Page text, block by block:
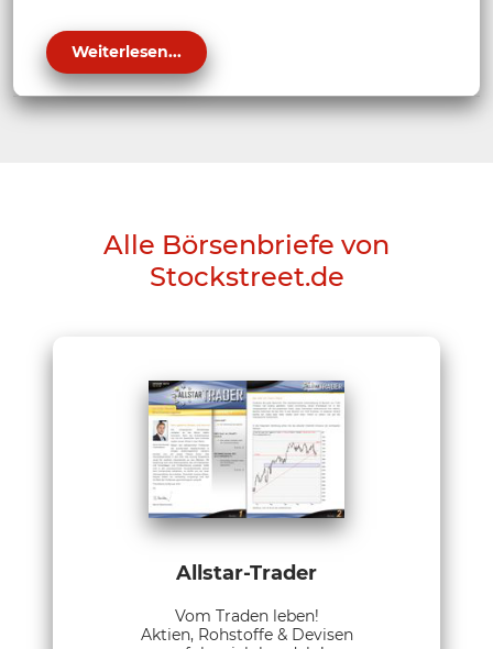
Weiterlesen...
Alle Börsenbriefe von
Stockstreet.de
Allstar-Trader
Vom Traden leben!
Aktien, Rohstoffe & Devisen